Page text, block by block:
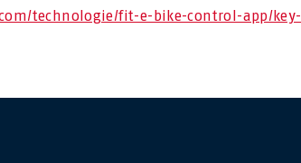
technologie/fit-e-bike-control-app/key-